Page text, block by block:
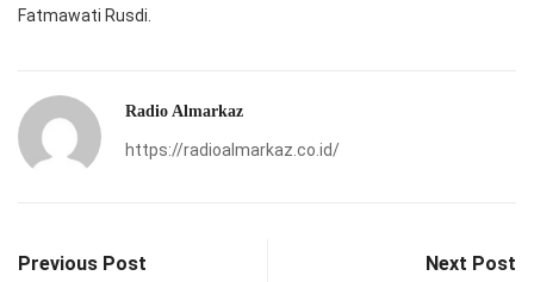
Fatmawati Rusdi.
Radio Almarkaz
https://radioalmarkaz.co.id/
Previous Post Next Post